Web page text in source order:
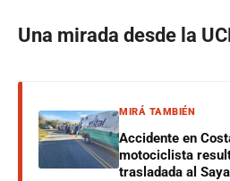
Una mirada desde la
MIRÁ TAMBIÉN
Accidente en
motociclista
trasladada al